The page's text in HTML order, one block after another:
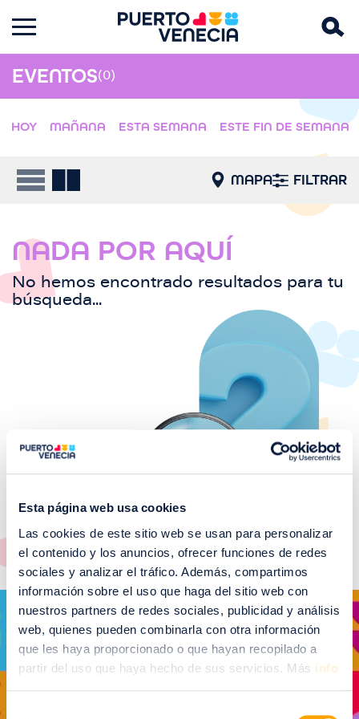
Esta página web usa cookies
Las cookies de este sitio web se usan para personalizar
el contenido y los anuncios, ofrecer funciones de redes
sociales y analizar el tráfico. Además, compartimos
información sobre el uso que haga del sitio web con
nuestros partners de redes sociales, publicidad y análisis
web, quienes pueden combinarla con otra información
que les haya proporcionado o que hayan recopilado a
partir del uso que haya hecho de sus servicios. Más info
EVENTOS(0)
HOY MAÑANA ESTA SEMANA ESTE FIN DE SEMANA
MAPA FILTRAR
NADA POR AQUÍ
No hemos encontrado resultados para tu
búsqueda...
Imagen
VER GALERÍA DE EVENTOS RELACIONADOS